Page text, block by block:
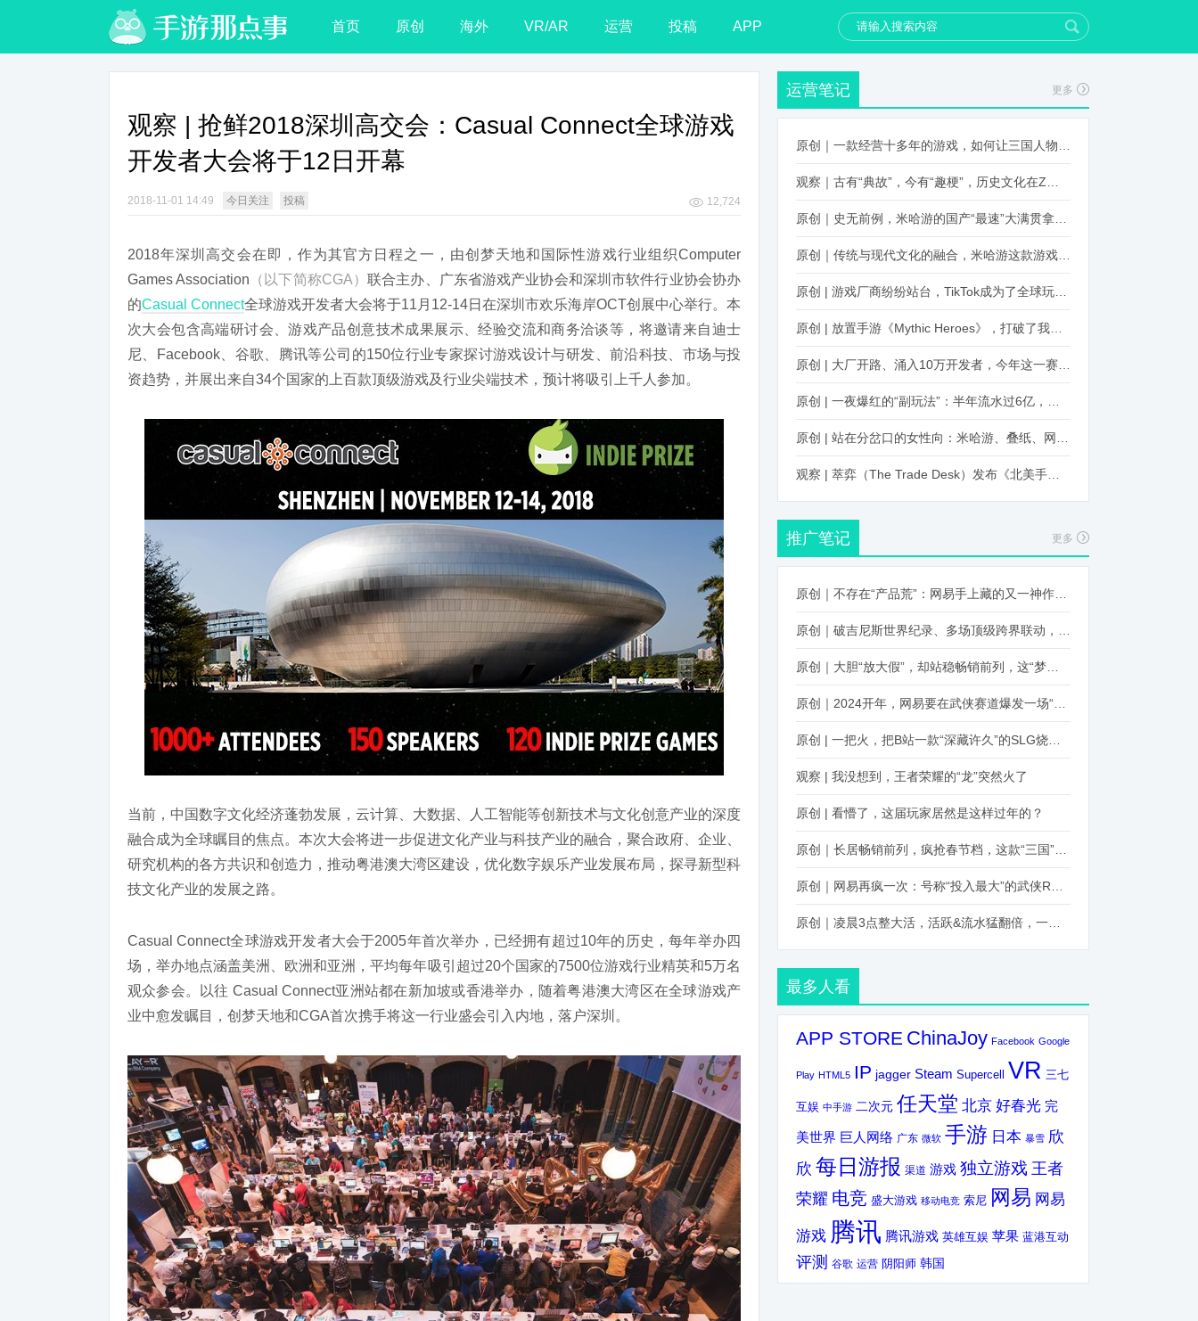
首页 原创 海外 VR/AR 运营 投稿 APP
观察 | 抢鲜2018深圳高交会：Casual Connect全球游戏
开发者大会将于12日开幕
2018-11-01 14:49 今日关注 投稿 12,724
2018年深圳高交会在即，作为其官方日程之一，由创梦天地和国际性游戏行业组织Computer
Games Association （以下简称CGA）联合主办、广东省游戏产业协会和深圳市软件行业协会协办
的Casual Connect全球游戏开发者大会将于11月12-14日在深圳市欢乐海岸OCT创展中心举行。本
次大会包含高端研讨会、游戏产品创意技术成果展示、经验交流和商务洽谈等，将邀请来自迪士
尼、Facebook、谷歌、腾讯等公司的150位行业专家探讨游戏设计与研发、前沿科技、市场与投
资趋势，并展出来自34个国家的上百款顶级游戏及行业尖端技术，预计将吸引上千人参加。
当前，中国数字文化经济蓬勃发展，云计算、大数据、人工智能等创新技术与文化创意产业的深度
融合成为全球瞩目的焦点。本次大会将进一步促进文化产业与科技产业的融合，聚合政府、企业、
研究机构的各方共识和创造力，推动粤港澳大湾区建设，优化数字娱乐产业发展布局，探寻新型科
技文化产业的发展之路。
Casual Connect全球游戏开发者大会于2005年首次举办，已经拥有超过10年的历史，每年举办四
场，举办地点涵盖美洲、欧洲和亚洲，平均每年吸引超过20个国家的7500位游戏行业精英和5万名
观众参会。以往 Casual Connect亚洲站都在新加坡或香港举办，随着粤港澳大湾区在全球游戏产
业中愈发瞩目，创梦天地和CGA首次携手将这一行业盛会引入内地，落户深圳。
运营笔记 更多
推广笔记 更多
观察 | 我没想到，王者荣耀的“龙”突然火了
原创 | 看懵了，这届玩家居然是这样过年的？
最多人看
APP STORE ChinaJoy Facebook Google
Play HTML5 IP jagger Steam Supercell VR 三七
互娱 中手游 二次元 任天堂 北京 好春光 完
美世界 巨人网络 广东 微软 手游 日本 暴雪 欣
欣 每日游报 渠道 游戏 独立游戏 王者
荣耀 电竞 盛大游戏 移动电竞 索尼 网易 网易
游戏 腾讯 腾讯游戏 英雄互娱 苹果 蓝港互动
评测 谷歌 运营 阴阳师 韩国